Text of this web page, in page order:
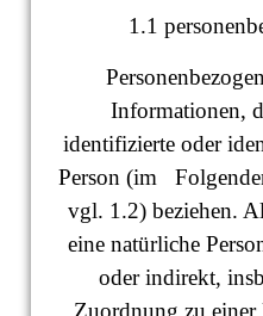
1.1
Informationen,
identifizierte oder
Person (im
vgl. 1.2) beziehen.
eine natürliche
oder indirekt,
Zuordnung zu